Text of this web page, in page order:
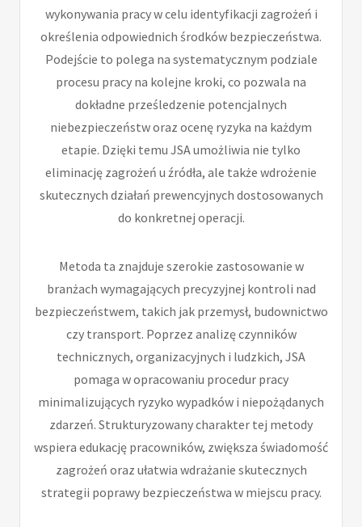
wykonywania pracy w celu identyfikacji zagrożeń i
określenia odpowiednich środków bezpieczeństwa.
Podejście to polega na systematycznym podziale
procesu pracy na kolejne kroki, co pozwala na
dokładne prześledzenie potencjalnych
niebezpieczeństw oraz ocenę ryzyka na każdym
etapie. Dzięki temu JSA umożliwia nie tylko
eliminację zagrożeń u źródła, ale także wdrożenie
skutecznych działań prewencyjnych dostosowanych
do konkretnej operacji.
Metoda ta znajduje szerokie zastosowanie w
branżach wymagających precyzyjnej kontroli nad
bezpieczeństwem, takich jak przemysł, budownictwo
czy transport. Poprzez analizę czynników
technicznych, organizacyjnych i ludzkich, JSA
pomaga w opracowaniu procedur pracy
minimalizujących ryzyko wypadków i niepożądanych
zdarzeń. Strukturyzowany charakter tej metody
wspiera edukację pracowników, zwiększa świadomość
zagrożeń oraz ułatwia wdrażanie skutecznych
strategii poprawy bezpieczeństwa w miejscu pracy.